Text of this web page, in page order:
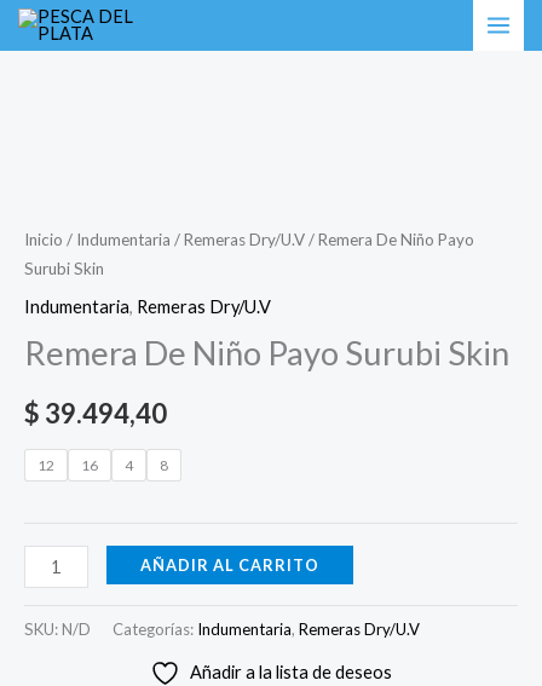
al
Inicio / Indumentaria /Remeras Dry/U.V/ Remera De Niño Payo
Surubi Skin
Indumentaria, Remeras Dry/U.V
Remera De Niño Payo Surubi Skin
$ 39.494,40
12 16 4 8
Remera
cantidad
AÑADIR AL CARRITO
SKU: N/D Categorías: Indumentaria, Remeras Dry/U.V
Añadir a la lista de deseos